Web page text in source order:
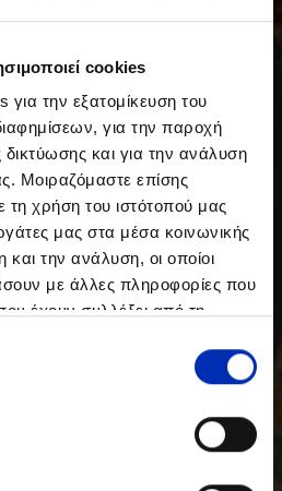
cookies
την εξατομίκευση του
για την παροχή
δικτύωσης και για την ανάλυση
Μοιραζόμαστε επίσης
τη χρήση του ιστότοπού μας
μας στα μέσα κοινωνικής
και την ανάλυση, οι οποίοι
με άλλες πληροφορίες που
έχουν συλλέξει από τη